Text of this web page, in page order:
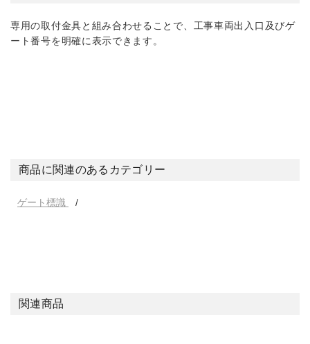
専用の取付金具と組み合わせることで、工事車両出入口及びゲ
ート番号を明確に表示できます。
商品に関連のあるカテゴリー
ゲート標識
関連商品